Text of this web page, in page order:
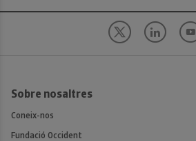
Sobre nosaltres
Coneix-nos
Fundació Occident